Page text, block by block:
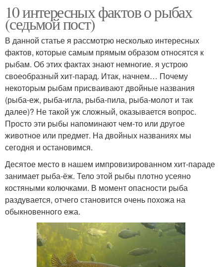
10 интересных фактов о рыбах
(седьмой пост)
В данной статье я рассмотрю несколько интересных
фактов, которые самым прямым образом относятся к
рыбам. Об этих фактах знают немногие. я устрою
своеобразный хит-парад. Итак, начнем… Почему
некоторым рыбам присваивают двойные названия
(рыба-еж, рыба-игла, рыба-пила, рыба-молот и так
далее)? Не такой уж сложный, оказывается вопрос.
Просто эти рыбы напоминают чем-то или другое
животное или предмет. На двойных названиях мы
сегодня и остановимся.
Десятое место в нашем импровизированном хит-параде
занимает рыба-ёж. Тело этой рыбы плотно усеяно
костяными колючками. В момент опасности рыба
раздувается, отчего становится очень похожа на
обыкновенного ежа.